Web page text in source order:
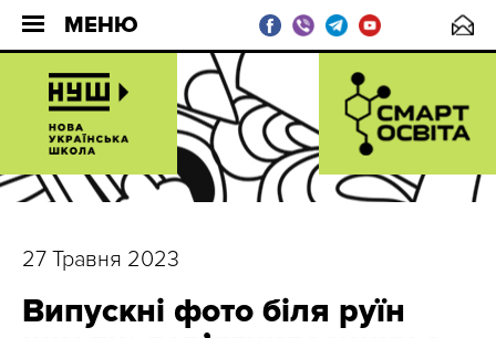
МЕНЮ
27 Травня 2023
Випускні фото біля руїн